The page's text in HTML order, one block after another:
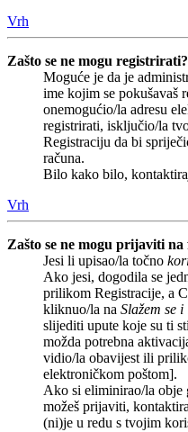
Vrh
Zašto se ne mogu registrirati?
Moguće je da je
ime kojim se pokušavaš
onemogućio/la adresu
registrirati, isključio/la
Registraciju da bi
računa.
Bilo kako bilo,
Vrh
Zašto se ne mogu prijaviti
Jesi li upisao/la točno
Ako jesi, dogodila se
prilikom Registracije, a
kliknuo/la na Slažem se
slijediti upute koje su ti
možda potrebna
vidio/la obavijest ili
elektroničkom poštom].
Ako si eliminirao/la obje
možeš prijaviti,
(ni)je u redu s tvojim